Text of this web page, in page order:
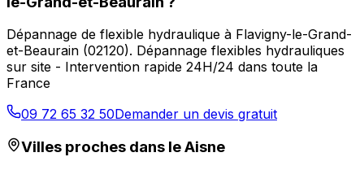
Dépannage de flexible hydraulique à Flavigny-le-Grand-
et-Beaurain (02120). Dépannage flexibles hydrauliques
sur site - Intervention rapide 24H/24 dans toute la
France
09 72 65 32 50Demander un devis gratuit
Villes proches dans leAisne